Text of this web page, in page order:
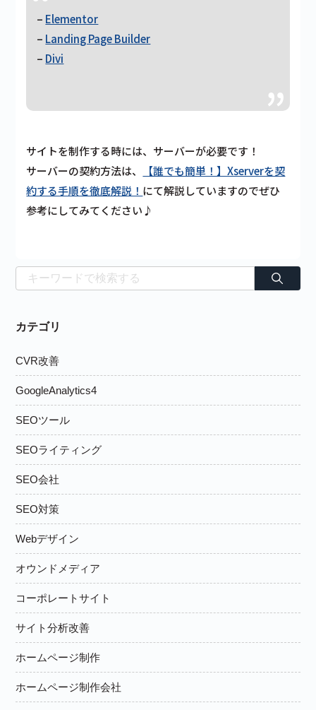
– Elementor
– Landing Page Builder
– Divi
サイトを制作する時には、サーバーが必要です！
サーバーの契約方法は、
【誰でも簡単！】Xserverを契
約する手順を徹底解説！ にて解説していますのでぜひ
参考にしてみてください♪
カテゴリ
CVR改善
GoogleAnalytics4
SEOツール
SEOライティング
SEO会社
SEO対策
Webデザイン
オウンドメディア
コーポレートサイト
サイト分析改善
ホームページ制作
ホームページ制作会社